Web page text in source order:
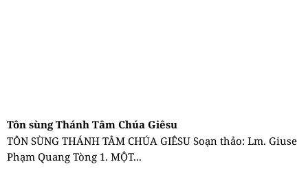
Tôn sùng Thánh Tâm Chúa Giêsu
TÔN SÙNG THÁNH TÂM CHÚA GIÊSU Soạn thảo: Lm. Giuse
Phạm Quang Tòng 1. MỘT...